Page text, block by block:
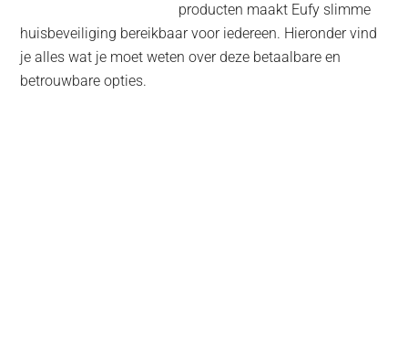
producten maakt Eufy slimme
huisbeveiliging bereikbaar voor iedereen. Hieronder vind
je alles wat je moet weten over deze betaalbare en
betrouwbare opties.